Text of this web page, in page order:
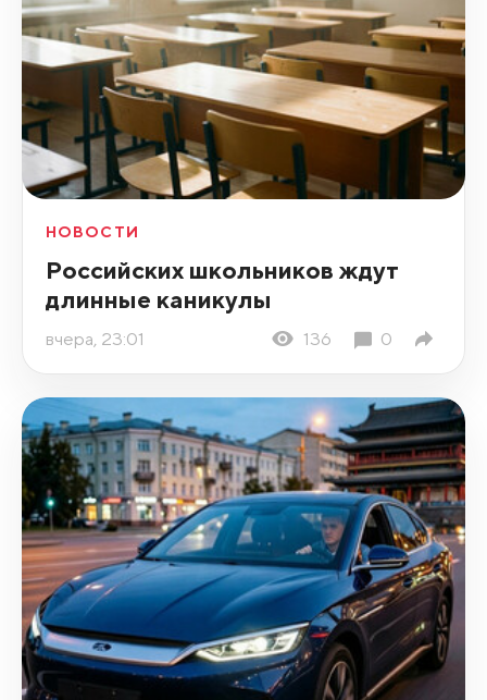
НОВОСТИ
Российских школьников ждут
длинные каникулы
вчера, 23:01 136 0